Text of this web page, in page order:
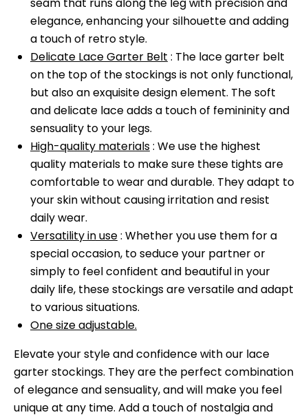
seam that runs along the leg with precision and
elegance, enhancing your silhouette and adding
a touch of retro style.
Delicate Lace Garter Belt : The lace garter belt
on the top of the stockings is not only functional,
but also an exquisite design element. The soft
and delicate lace adds a touch of femininity and
sensuality to your legs.
High-quality materials: We use the highest
quality materials to make sure these tights are
comfortable to wear and durable. They adapt to
your skin without causing irritation and resist
daily wear.
Versatility in use: Whether you use them for a
special occasion, to seduce your partner or
simply to feel confident and beautiful in your
daily life, these stockings are versatile and adapt
to various situations.
One size adjustable.
Elevate your style and confidence with our lace
garter stockings. They are the perfect combination
of elegance and sensuality, and will make you feel
unique at any time. Add a touch of nostalgia and